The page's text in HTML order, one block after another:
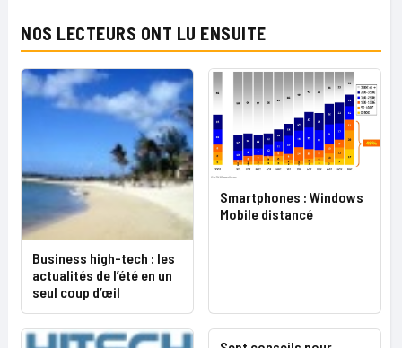
NOS LECTEURS ONT LU ENSUITE
Business high-tech : les
actualités de l’été en un
seul coup d’œil
Smartphones : Windows
Mobile distancé